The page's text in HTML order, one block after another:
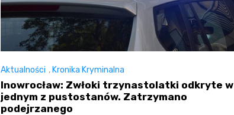
Aktualności , Kronika Kryminalna
Inowrocław: Zwłoki trzynastolatki odkryte w
jednym z pustostanów. Zatrzymano
podejrzanego